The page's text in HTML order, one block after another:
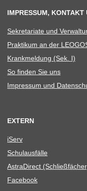
IMPRESSUM, KONTAKT
Sekre­ta­riate und
Prak­ti­kum an der
Krank­mel­dung (Sek. I)
So fin­den Sie uns
Impres­sum und
EXTERN
iServ
Schul­aus­fälle
Astra­Di­rect
Face­book